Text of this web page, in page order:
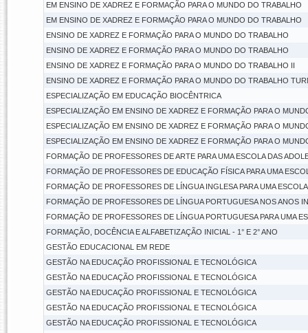
EM ENSINO DE XADREZ E FORMAÇÃO PARA O MUNDO DO TRABALHO
EM ENSINO DE XADREZ E FORMAÇÃO PARA O MUNDO DO TRABALHO
ENSINO DE XADREZ E FORMAÇÃO PARA O MUNDO DO TRABALHO
ENSINO DE XADREZ E FORMAÇÃO PARA O MUNDO DO TRABALHO
ENSINO DE XADREZ E FORMAÇÃO PARA O MUNDO DO TRABALHO II
ENSINO DE XADREZ E FORMAÇÃO PARA O MUNDO DO TRABALHO
ESPECIALIZAÇÃO EM EDUCAÇÃO BIOCÊNTRICA
ESPECIALIZAÇÃO EM ENSINO DE XADREZ E FORMAÇÃO PARA O
ESPECIALIZAÇÃO EM ENSINO DE XADREZ E FORMAÇÃO PARA O
ESPECIALIZAÇÃO EM ENSINO DE XADREZ E FORMAÇÃO PARA O
FORMAÇÃO DE PROFESSORES DE ARTE PARA UMA ESCOLA DAS
FORMAÇÃO DE PROFESSORES DE EDUCAÇÃO FÍSICA PARA UMA
FORMAÇÃO DE PROFESSORES DE LÍNGUA INGLESA PARA UMA
FORMAÇÃO DE PROFESSORES DE LÍNGUA PORTUGUESA NOS ANOS
FORMAÇÃO DE PROFESSORES DE LÍNGUA PORTUGUESA PARA UMA
FORMAÇÃO, DOCÊNCIA E ALFABETIZAÇÃO INICIAL - 1° E 2° ANO
GESTÃO EDUCACIONAL EM REDE
GESTÃO NA EDUCAÇÃO PROFISSIONAL E TECNOLÓGICA
GESTÃO NA EDUCAÇÃO PROFISSIONAL E TECNOLÓGICA
GESTÃO NA EDUCAÇÃO PROFISSIONAL E TECNOLÓGICA
GESTÃO NA EDUCAÇÃO PROFISSIONAL E TECNOLÓGICA
GESTÃO NA EDUCAÇÃO PROFISSIONAL E TECNOLÓGICA